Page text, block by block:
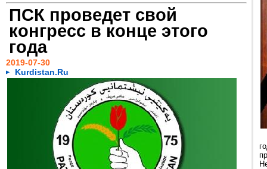
ПСК проведет свой
конгресс в конце этого
года
2019-07-30
Kurdistan.Ru